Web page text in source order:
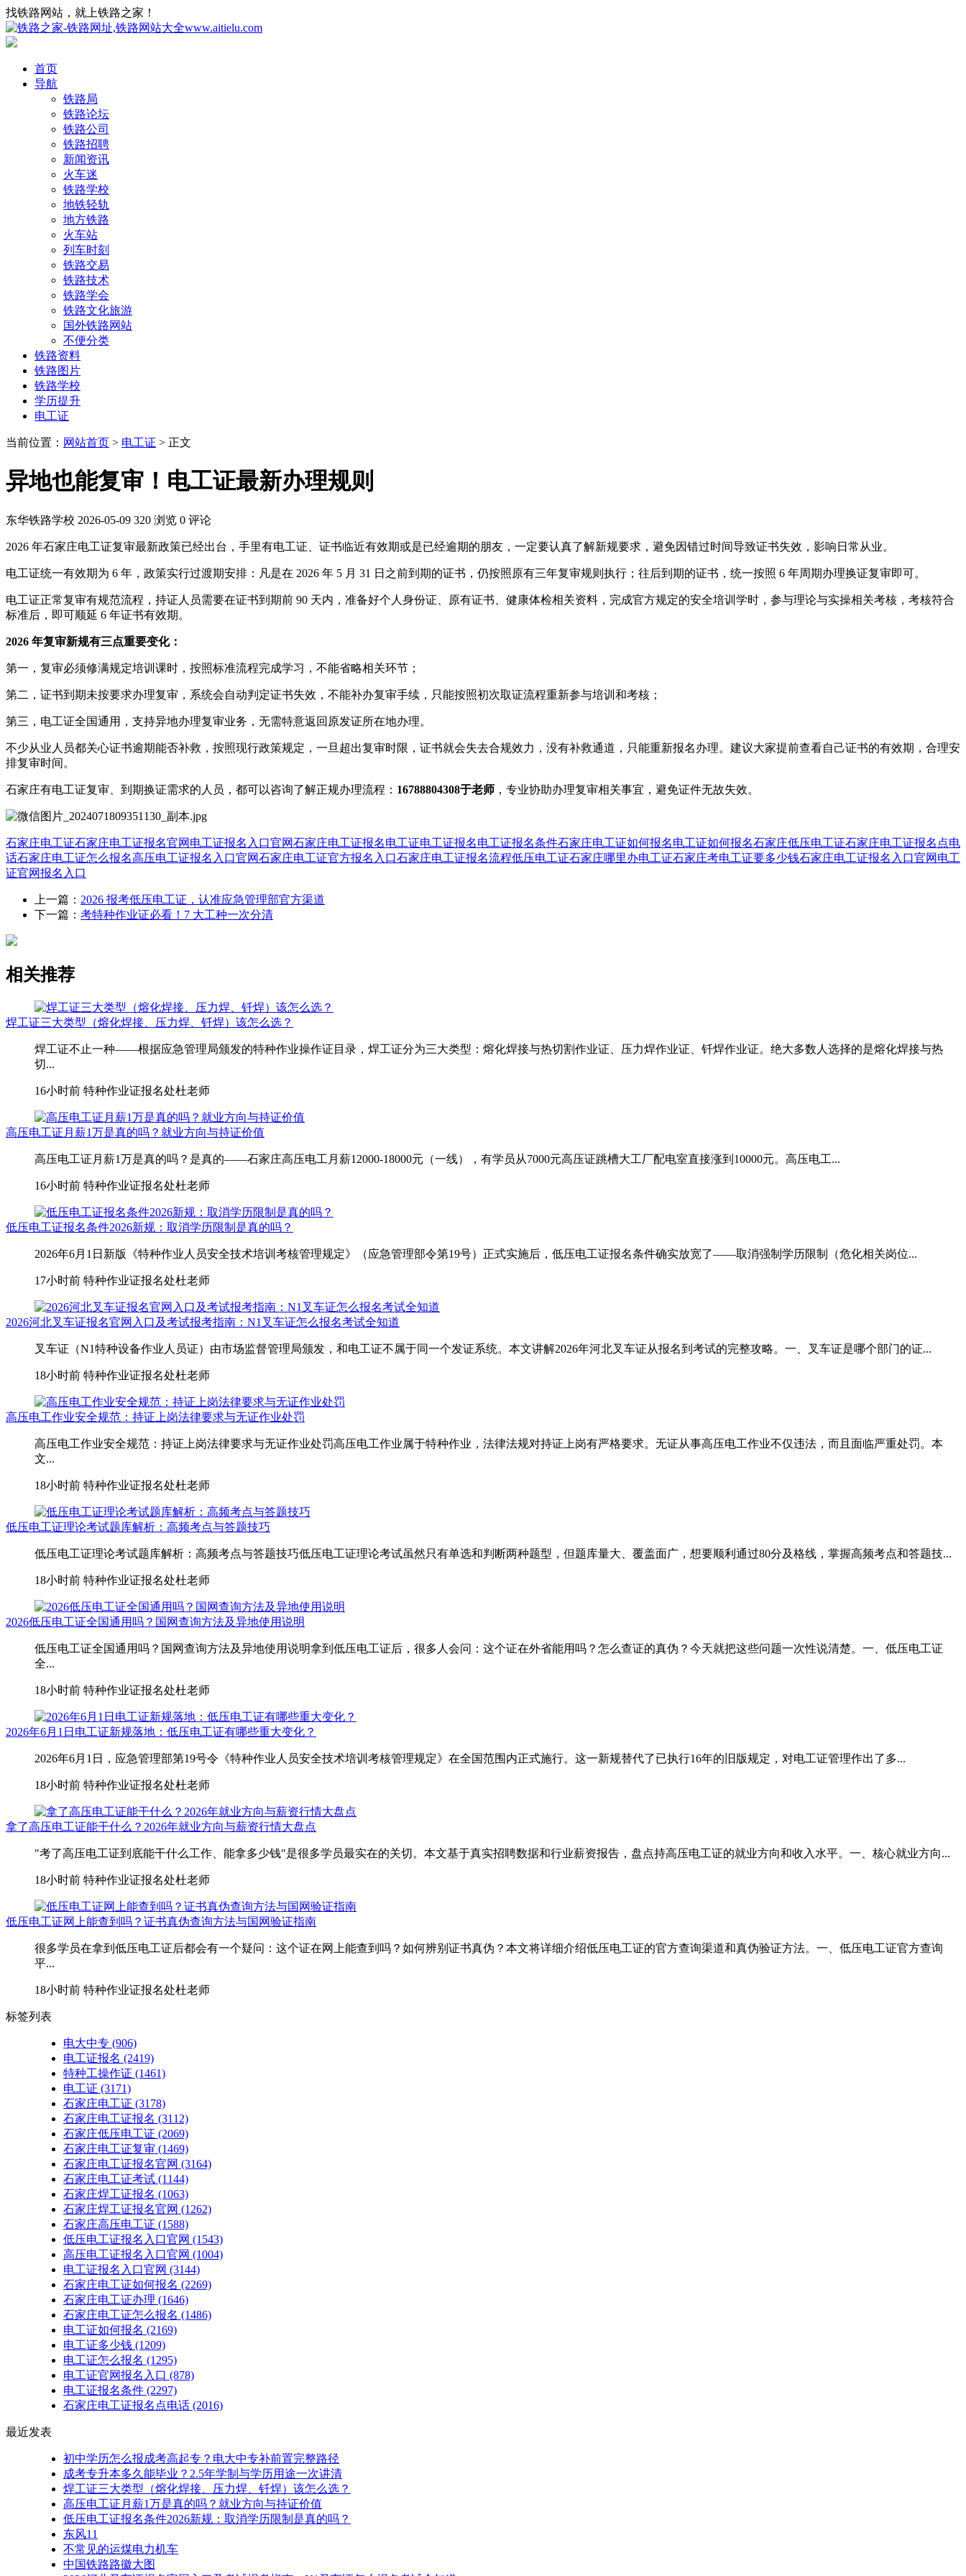
找铁路网站，就上铁路之家！
首页
导航
铁路局
铁路论坛
铁路公司
铁路招聘
新闻资讯
火车迷
铁路学校
地铁轻轨
地方铁路
火车站
列车时刻
铁路交易
铁路技术
铁路学会
铁路文化旅游
国外铁路网站
不便分类
铁路资料
铁路图片
铁路学校
学历提升
电工证
当前位置： 网站首页 > 电工证 > 正文
异地也能复审！电工证最新办理规则
东华铁路学校 2026-05-09 320 浏览 0 评论
2026 年石家庄电工证复审最新政策已经出台，手里有电工证、证书临近有效期或是已经逾期的朋友，一定要认真了解新规要求，避免因错过时间导致证书失效，影响日常从业。
电工证统一有效期为 6 年，政策实行过渡期安排：凡是在 2026 年 5 月 31 日之前到期的证书，仍按照原有三年复审规则执行；往后到期的证书，统一按照 6 年周期办理换证复审即可。
电工证正常复审有规范流程，持证人员需要在证书到期前 90 天内，准备好个人身份证、原有证书、健康体检相关资料，完成官方规定的安全培训学时，参与理论与实操相关考核，考核符合
标准后，即可顺延 6 年证书有效期。
2026 年复审新规有三点重要变化：
第一，复审必须修满规定培训课时，按照标准流程完成学习，不能省略相关环节；
第二，证书到期未按要求办理复审，系统会自动判定证书失效，不能补办复审手续，只能按照初次取证流程重新参与培训和考核；
第三，电工证全国通用，支持异地办理复审业务，无需特意返回原发证所在地办理。
不少从业人员都关心证书逾期能否补救，按照现行政策规定，一旦超出复审时限，证书就会失去合规效力，没有补救通道，只能重新报名办理。建议大家提前查看自己证书的有效期，合理安
排复审时间。
石家庄有电工证复审、到期换证需求的人员，都可以咨询了解正规办理流程： 16788804308于老师 ，专业协助办理复审相关事宜，避免证件无故失效。
石家庄电工证石家庄电工证报名官网 电工证报名入口官网石家庄电工证报名电工证电工证报名电工证报名条件石家庄电工证如何报名电工证如何报名石家庄低压电工证石家庄电工证报名点电
话石家庄电工证怎么报名高压电工证报名入口官网石家庄电工证官方报名入口石家庄电工证报名流程低压电工证石家庄哪里办电工证石家庄考电工证要多少钱石家庄电工证报名入口官网 电工
证官网报名入口
上一篇： 2026 报考低压电工证，认准应急管理部官方渠道
下一篇： 考特种作业证必看！7 大工种一次分清
相关推荐
焊工证三大类型（熔化焊接、压力焊、钎焊）该怎么选？
焊工证不止一种——根据应急管理局颁发的特种作业操作证目录，焊工证分为三大类型：熔化焊接与热切割作业证、压力焊作业证、钎焊作业证。绝大多数人选择的是熔化焊接与热
切...
16小时前 特种作业证报名处杜老师
高压电工证月薪1万是真的吗？就业方向与持证价值
高压电工证月薪1万是真的吗？是真的——石家庄高压电工月薪12000-18000元（一线），有学员从7000元高压证跳槽大工厂配电室直接涨到10000元。高压电工...
16小时前 特种作业证报名处杜老师
低压电工证报名条件2026新规：取消学历限制是真的吗？
2026年6月1日新版《特种作业人员安全技术培训考核管理规定》（应急管理部令第19号）正式实施后，低压电工证报名条件确实放宽了——取消强制学历限制（危化相关岗位...
17小时前 特种作业证报名处杜老师
2026河北叉车证报名官网入口及考试报考指南：N1叉车证怎么报名考试全知道
叉车证（N1特种设备作业人员证）由市场监督管理局颁发，和电工证不属于同一个发证系统。本文讲解2026年河北叉车证从报名到考试的完整攻略。一、叉车证是哪个部门的证...
18小时前 特种作业证报名处杜老师
高压电工作业安全规范：持证上岗法律要求与无证作业处罚
高压电工作业安全规范：持证上岗法律要求与无证作业处罚高压电工作业属于特种作业，法律法规对持证上岗有严格要求。无证从事高压电工作业不仅违法，而且面临严重处罚。本
文...
18小时前 特种作业证报名处杜老师
低压电工证理论考试题库解析：高频考点与答题技巧
低压电工证理论考试题库解析：高频考点与答题技巧低压电工证理论考试虽然只有单选和判断两种题型，但题库量大、覆盖面广，想要顺利通过80分及格线，掌握高频考点和答题技...
18小时前 特种作业证报名处杜老师
2026低压电工证全国通用吗？国网查询方法及异地使用说明
低压电工证全国通用吗？国网查询方法及异地使用说明拿到低压电工证后，很多人会问：这个证在外省能用吗？怎么查证的真伪？今天就把这些问题一次性说清楚。一、低压电工证
全...
18小时前 特种作业证报名处杜老师
2026年6月1日电工证新规落地：低压电工证有哪些重大变化？
2026年6月1日，应急管理部第19号令《特种作业人员安全技术培训考核管理规定》在全国范围内正式施行。这一新规替代了已执行16年的旧版规定，对电工证管理作出了多...
18小时前 特种作业证报名处杜老师
拿了高压电工证能干什么？2026年就业方向与薪资行情大盘点
"考了高压电工证到底能干什么工作、能拿多少钱"是很多学员最实在的关切。本文基于真实招聘数据和行业薪资报告，盘点持高压电工证的就业方向和收入水平。一、核心就业方向...
18小时前 特种作业证报名处杜老师
低压电工证网上能查到吗？证书真伪查询方法与国网验证指南
很多学员在拿到低压电工证后都会有一个疑问：这个证在网上能查到吗？如何辨别证书真伪？本文将详细介绍低压电工证的官方查询渠道和真伪验证方法。一、低压电工证官方查询
平...
18小时前 特种作业证报名处杜老师
标签列表
电大中专 (906)
电工证报名 (2419)
特种工操作证 (1461)
电工证 (3171)
石家庄电工证 (3178)
石家庄电工证报名 (3112)
石家庄低压电工证 (2069)
石家庄电工证复审 (1469)
石家庄电工证报名官网 (3164)
石家庄电工证考试 (1144)
石家庄焊工证报名 (1063)
石家庄焊工证报名官网 (1262)
石家庄高压电工证 (1588)
低压电工证报名入口官网 (1543)
高压电工证报名入口官网 (1004)
电工证报名入口官网 (3144)
石家庄电工证如何报名 (2269)
石家庄电工证办理 (1646)
石家庄电工证怎么报名 (1486)
电工证如何报名 (2169)
电工证多少钱 (1209)
电工证怎么报名 (1295)
电工证官网报名入口 (878)
电工证报名条件 (2297)
石家庄电工证报名点电话 (2016)
最近发表
初中学历怎么报成考高起专？电大中专补前置完整路径
成考专升本多久能毕业？2.5年学制与学历用途一次讲清
焊工证三大类型（熔化焊接、压力焊、钎焊）该怎么选？
高压电工证月薪1万是真的吗？就业方向与持证价值
低压电工证报名条件2026新规：取消学历限制是真的吗？
东风11
不常见的运煤电力机车
中国铁路路徽大图